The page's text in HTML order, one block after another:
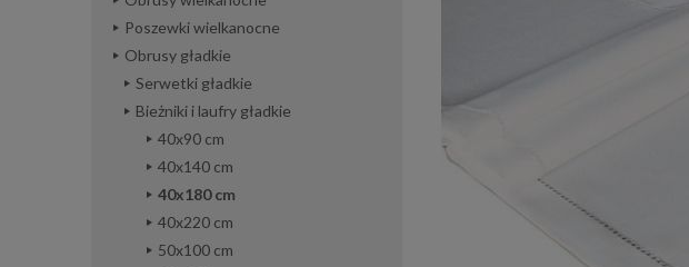
Poszewki wielkanocne
Obrusy gładkie
Serwetki gładkie
Bieżniki i laufry gładkie
40x90 cm
40x140 cm
40x180 cm
40x220 cm
50x100 cm